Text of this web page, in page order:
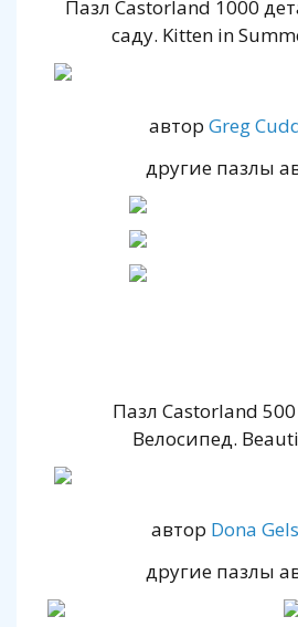
Пазл Castorland 1000
саду. Kitten in
автор Greg
другие пазлы
Пазл Castorland
Велосипед.
автор Dona
другие пазлы